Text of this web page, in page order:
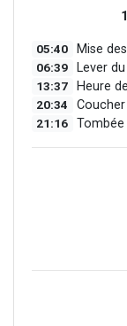
05:40 Mise
06:39 Lever
13:37 Heure
20:34 Coucher
21:16